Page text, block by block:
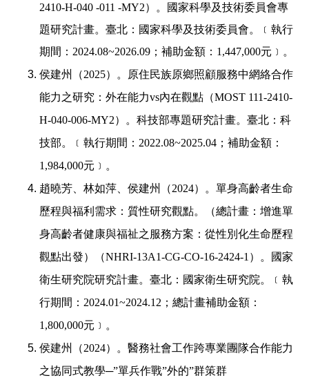
2410-H-040 -011 -MY2）。國家科學及技術委員會專
題研究計畫。臺北：國家科學及技術委員會。﹝執行
期間： 2024.08~2026.09 ；補助金額： 1,447,000元﹞ 。
侯建州（2025）。原住民族原鄉照顧服務中網絡合作
能力之研究：外在能力vs內在觀點（MOST 111-2410-
H-040-006-MY2）。科技部專題研究計畫。臺北：科
技部。﹝執行期間： 2022.08~2025.04 ；補助金額：
1,984,000元﹞ 。
趙曉芳、林如萍、侯建州（2024）。單身高齡者生命
歷程與福利需求：質性研究觀點。（總計畫：增進單
身高齡者健康與福祉之服務方案：從性別化生命歷程
觀點出發）（NHRI-13A1-CG-CO-16-2424-1 ）。國家
衛生研究院研究計畫。臺北：國家衛生研究院。﹝執
行期間： 2024.01~2024.12 ；總計畫補助金額：
1,800,000元﹞。
侯建州（2024）。醫務社會工作跨專業團隊合作能力
之協同式教學─”單兵作戰”外的”群策群